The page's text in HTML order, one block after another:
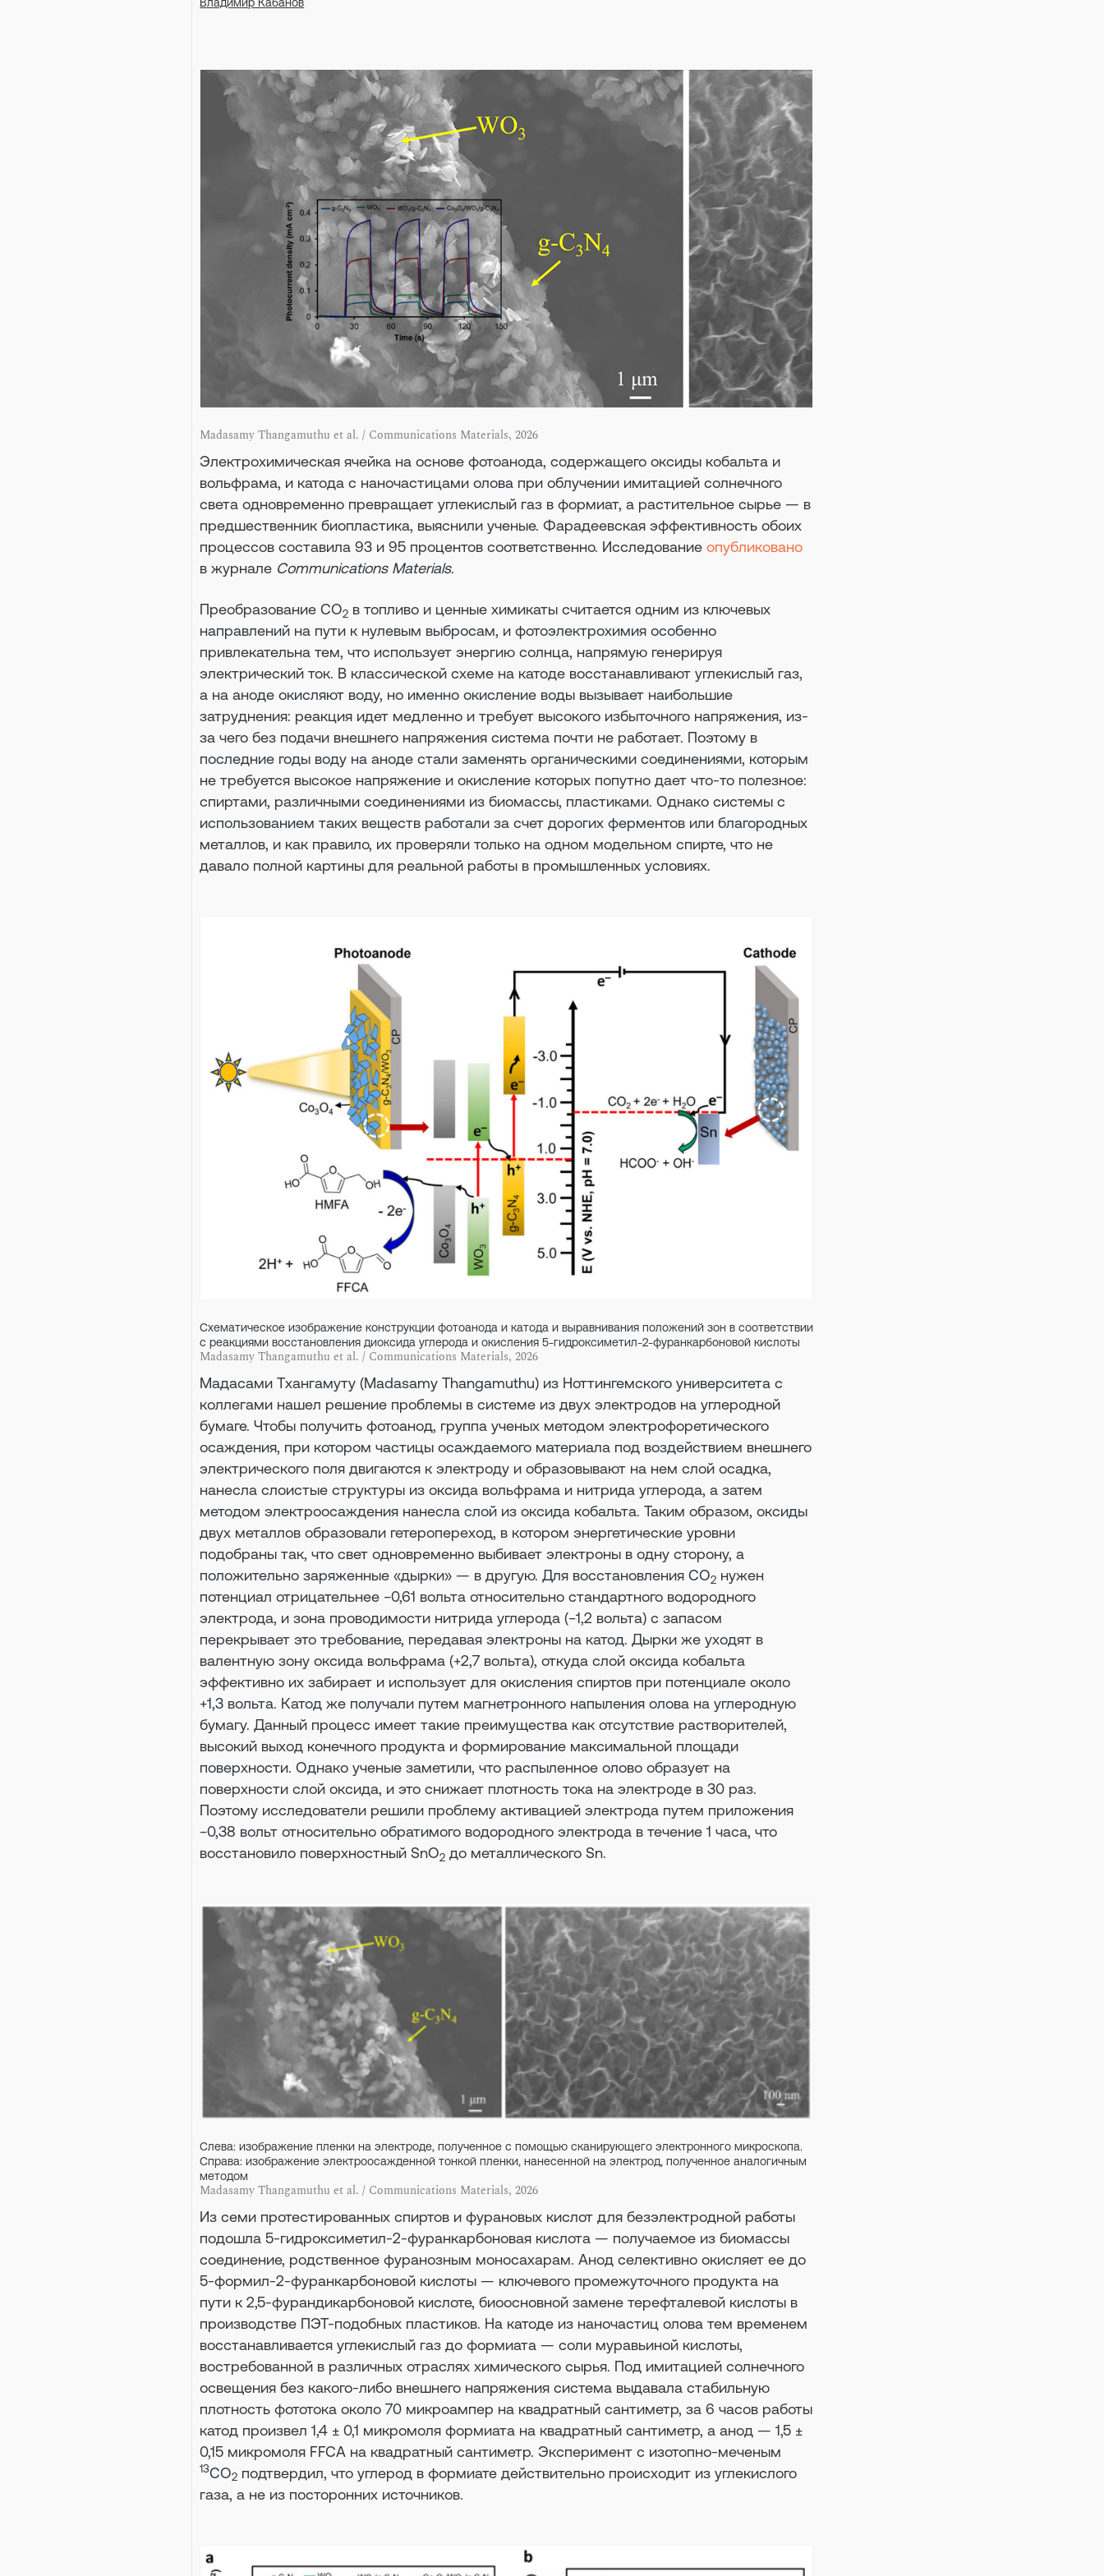
Madasamy Thangamuthu et al. / Communications Materials, 2026
Электрохимическая ячейка на основе фотоанода, содержащего оксиды кобальта и
вольфрама, и катода с наночастицами олова при облучении имитацией солнечного
света одновременно превращает углекислый газ в формиат, а растительное сырье — в
предшественник биопластика, выяснили ученые. Фарадеевская эффективность обоих
процессов составила 93 и 95 процентов соответственно. Исследованиеопубликовано
в журнале Communications Materials.
Преобразование CO2 в топливо и ценные химикаты считается одним из ключевых
направлений на пути к нулевым выбросам, и фотоэлектрохимия особенно
привлекательна тем, что использует энергию солнца, напрямую генерируя
электрический ток. В классической схеме на катоде восстанавливают углекислый газ,
а на аноде окисляют воду, но именно окисление воды вызывает наибольшие
затруднения: реакция идет медленно и требует высокого избыточного напряжения, из-
за чего без подачи внешнего напряжения система почти не работает. Поэтому в
последние годы воду на аноде стали заменять органическими соединениями, которым
не требуется высокое напряжение и окисление которых попутно дает что-то полезное:
спиртами, различными соединениями из биомассы, пластиками. Однако системы с
использованием таких веществ работали за счет дорогих ферментов или благородных
металлов, и как правило, их проверяли только на одном модельном спирте, что не
давало полной картины для реальной работы в промышленных условиях.
Схематическое изображение конструкции фотоанода и катода и выравнивания положений зон в соответствии
с реакциями восстановления диоксида углерода и окисления 5-гидроксиметил-2-фуранкарбоновой кислоты
Madasamy Thangamuthu et al. / Communications Materials, 2026
Мадасами Тхангамуту (Madasamy Thangamuthu) из Ноттингемского университета с
коллегами нашел решение проблемы в системе из двух электродов на углеродной
бумаге. Чтобы получить фотоанод, группа ученых методом электрофоретического
осаждения, при котором частицы осаждаемого материала под воздействием внешнего
электрического поля двигаются к электроду и образовывают на нем слой осадка,
нанесла слоистые структуры из оксида вольфрама и нитрида углерода, а затем
методом электроосаждения нанесла слой из оксида кобальта. Таким образом, оксиды
двух металлов образовали гетеропереход, в котором энергетические уровни
подобраны так, что свет одновременно выбивает электроны в одну сторону, а
положительно заряженные «дырки» — в другую. Для восстановления CO2 нужен
потенциал отрицательнее −0,61 вольта относительно стандартного водородного
электрода, и зона проводимости нитрида углерода (−1,2 вольта) с запасом
перекрывает это требование, передавая электроны на катод. Дырки же уходят в
валентную зону оксида вольфрама (+2,7 вольта), откуда слой оксида кобальта
эффективно их забирает и использует для окисления спиртов при потенциале около
+1,3 вольта. Катод же получали путем магнетронного напыления олова на углеродную
бумагу. Данный процесс имеет такие преимущества как отсутствие растворителей,
высокий выход конечного продукта и формирование максимальной площади
поверхности. Однако ученые заметили, что распыленное олово образует на
поверхности слой оксида, и это снижает плотность тока на электроде в 30 раз.
Поэтому исследователи решили проблему активацией электрода путем приложения
−0,38 вольт относительно обратимого водородного электрода в течение 1 часа, что
восстановило поверхностный SnO2 до металлического Sn.
Слева: изображение пленки на электроде, полученное с помощью сканирующего электронного микроскопа.
Справа: изображение электроосажденной тонкой пленки, нанесенной на электрод, полученное аналогичным
методом
Madasamy Thangamuthu et al. / Communications Materials, 2026
Из семи протестированных спиртов и фурановых кислот для безэлектродной работы
подошла 5-гидроксиметил-2-фуранкарбоновая кислота — получаемое из биомассы
соединение, родственное фуранозным моносахарам. Анод селективно окисляет ее до
5-формил-2-фуранкарбоновой кислоты — ключевого промежуточного продукта на
пути к 2,5-фурандикарбоновой кислоте, биоосновной замене терефталевой кислоты в
производстве ПЭТ-подобных пластиков. На катоде из наночастиц олова тем временем
восстанавливается углекислый газ до формиата — соли муравьиной кислоты,
востребованной в различных отраслях химического сырья. Под имитацией солнечного
освещения без какого-либо внешнего напряжения система выдавала стабильную
плотность фототока около 70 микроампер на квадратный сантиметр, за 6 часов работы
катод произвел 1,4 ± 0,1 микромоля формиата на квадратный сантиметр, а анод — 1,5 ±
0,15 микромоля FFCA на квадратный сантиметр. Эксперимент с изотопно-меченым
13CO2 подтвердил, что углерод в формиате действительно происходит из углекислого
газа, а не из посторонних источников.